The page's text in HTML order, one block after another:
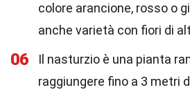
colore arancione, rosso o
anche varietà con fiori di
06
Il nasturzio è una pianta
raggiungere fino a 3 metri